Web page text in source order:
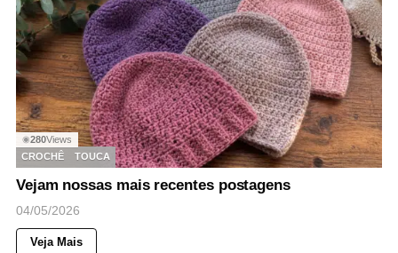
◉280Views
CROCHÊ
TOUCA
Vejam nossas mais recentes postagens
04/05/2026
Veja Mais